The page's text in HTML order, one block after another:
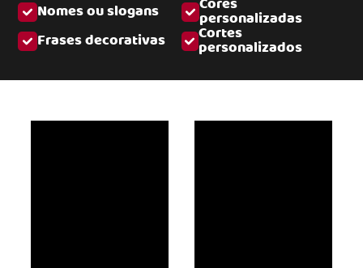
Nomes ou slogans
personalizadas
Frases decorativas
Cortes
personalizados